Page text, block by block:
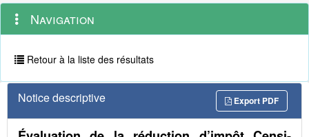
Navigation
outils
Menu
contextuel
Navigation
Retour à la liste des résultats
Notice descriptive Export PDF